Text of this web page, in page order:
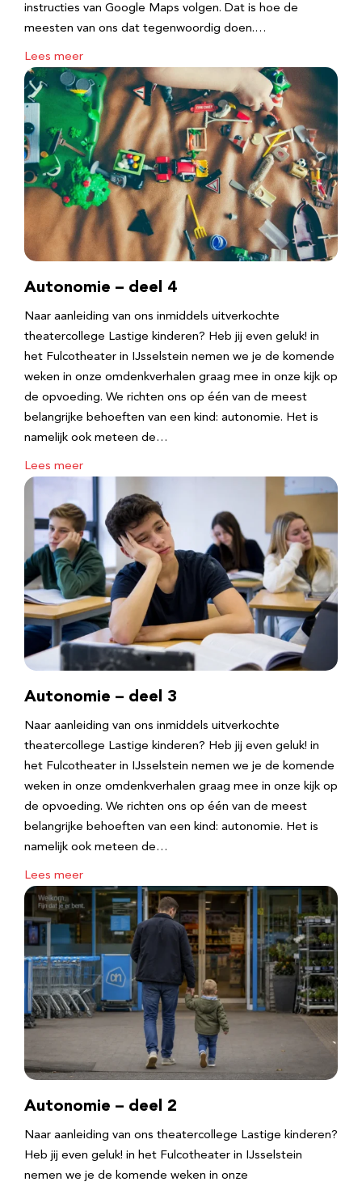
instructies van Google Maps volgen. Dat is hoe de
meesten van ons dat tegenwoordig doen.…
Lees meer
Autonomie – deel 4
Naar aanleiding van ons inmiddels uitverkochte
theatercollege Lastige kinderen? Heb jij even geluk! in
het Fulcotheater in IJsselstein nemen we je de komende
weken in onze omdenkverhalen graag mee in onze kijk op
de opvoeding. We richten ons op één van de meest
belangrijke behoeften van een kind: autonomie. Het is
namelijk ook meteen de…
Lees meer
Autonomie – deel 3
Naar aanleiding van ons inmiddels uitverkochte
theatercollege Lastige kinderen? Heb jij even geluk! in
het Fulcotheater in IJsselstein nemen we je de komende
weken in onze omdenkverhalen graag mee in onze kijk op
de opvoeding. We richten ons op één van de meest
belangrijke behoeften van een kind: autonomie. Het is
namelijk ook meteen de…
Lees meer
Autonomie – deel 2
Naar aanleiding van ons theatercollege Lastige kinderen?
Heb jij even geluk! in het Fulcotheater in IJsselstein
nemen we je de komende weken in onze